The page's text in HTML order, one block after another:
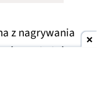
z nagrywania
nie ma tu też